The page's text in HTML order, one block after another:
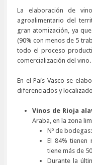
La elaboración de
agroalimentario del
gran atomización, ya
(90% con menos de 5
todo el proceso
comercialización del vino.
En el País Vasco se
diferenciados y
Vinos de Rioja
Araba, en la zona
Nº de
El 84%
tiene más de
Durante la